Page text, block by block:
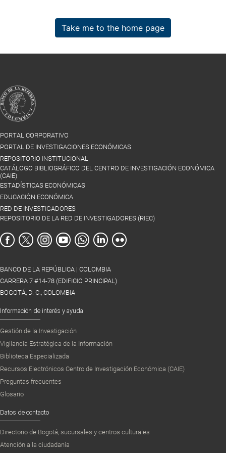
Take me to the home page
PORTAL CORPORATIVO
PORTAL DE INVESTIGACIONES ECONÓMICAS
REPOSITORIO INSTITUCIONAL
CATÁLOGO BIBLIOGRÁFICO DEL CENTRO DE INVESTIGACIÓN ECONÓMICA
(CAIE)
ESTADÍSTICAS ECONÓMICAS
EDUCACIÓN ECONÓMICA
RED DE INVESTIGADORES
REPOSITORIO DE LA RED DE INVESTIGADORES (RIEC)
BANCO DE LA REPÚBLICA | COLOMBIA
CARRERA 7 #14-78 (EDIFICIO PRINCIPAL)
BOGOTÁ, D. C., COLOMBIA
Información de interés y ayuda
Gestión de la Investigación
Vigilancia Estratégica de la Información
Biblioteca Especializada
Recursos Electrónicos Centro de Investigación Económica (CAIE)
Preguntas frecuentes
Glosario
Datos de contacto
Directorio de Bogotá, sucursales y centros culturales
Atención a la ciudadanía